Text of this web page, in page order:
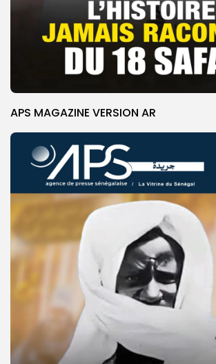
© Copyright 2025, APS
APS MAGAZINE VERSION AR